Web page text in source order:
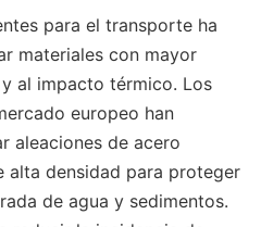
para el transporte ha
materiales con mayor
al impacto térmico. Los
europeo han
aleaciones de acero
alta densidad para proteger
de agua y sedimentos.